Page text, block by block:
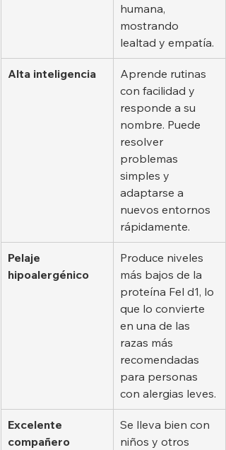
humana,
mostrando
lealtad y empatía.
Alta inteligencia
Aprende rutinas
con facilidad y
responde a su
nombre. Puede
resolver
problemas
simples y
adaptarse a
nuevos entornos
rápidamente.
Pelaje
hipoalergénico
Produce niveles
más bajos de la
proteína Fel d1, lo
que lo convierte
en una de las
razas más
recomendadas
para personas
con alergias leves.
Excelente
compañero
Se lleva bien con
niños y otros